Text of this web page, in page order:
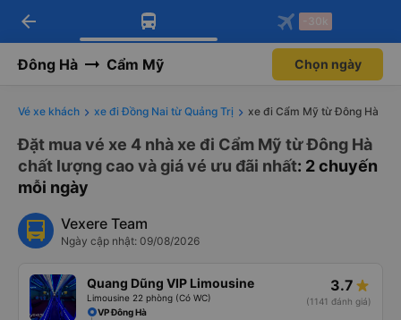
Tải app Vexere ngay!
Nhận ưu đãi thành viên độc
Mở app
Tải app Vexere
-30k/ghế khi đặt vé máy bay qua
Mở app
arrow_back -30k
Đông Hà Cẩm Mỹ Chọn ngày
Vé xe khách xe đi Đồng Nai từ Quảng Trị xe đi Cẩm Mỹ từ Đông Hà
Đặt mua vé xe 4 nhà xe đi Cẩm Mỹ từ Đông Hà
chất lượng cao và giá vé ưu đãi nhất: 2 chuyến
mỗi ngày
Vexere Team
Ngày cập nhật: 09/08/2026
Quang Dũng VIP Limousine
Limousine 22 phòng (Có WC)
3.7
(1141 đánh giá)
VP Đông Hà